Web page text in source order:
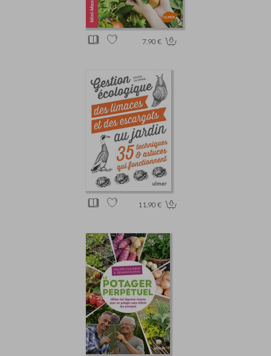
7.90 €
11.90 €